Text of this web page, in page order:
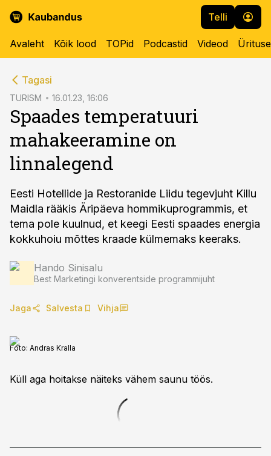
Telli
Avaleht Kõik lood TOPid Podcastid Videod
Tagasi
TURISM 16.01.23, 16:06
Spaades temperatuuri
mahakeeramine on
linnalegend
Eesti Hotellide ja Restoranide Liidu tegevjuht Killu
Maidla rääkis Äripäeva hommikuprogrammis, et
tema pole kuulnud, et keegi Eesti spaades energia
kokkuhoiu mõttes kraade külmemaks keeraks.
Hando Sinisalu
Best Marketingi konverentside programmijuht
Jaga Salvesta Vihja
Foto: Andras Kralla
Küll aga hoitakse näiteks vähem saunu töös.